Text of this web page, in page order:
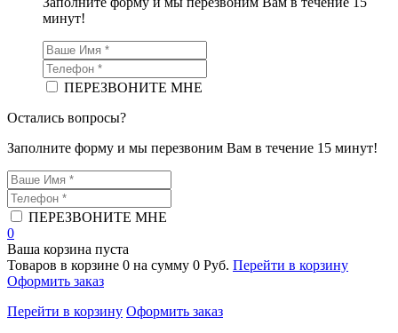
минут!
ПЕРЕЗВОНИТЕ МНЕ
Остались вопросы?
Заполните форму и мы перезвоним Вам в течение 15 минут!
ПЕРЕЗВОНИТЕ МНЕ
0
Ваша корзина пуста
Товаров в корзине 0 на сумму 0 Руб. Перейти в корзину
Оформить заказ
Перейти в корзину Оформить заказ